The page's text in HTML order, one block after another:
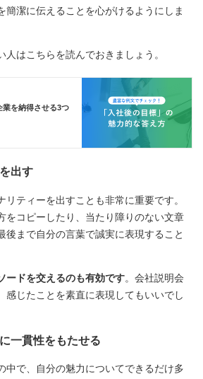
簡潔に伝えることを心がけるようにしま
人はこちらを読んでおきましょう。
業を納得させる3つ
出す
ティーを出すことも非常に重要です。
をコピーしたり、当たり障りのない文章
後まで自分の言葉で誠実に表現すること
ードを交えるのも有効です。会社説明会
感じたことを素直に表現してもいいでし
一貫性をもたせる
中で、自分の魅力についてできるだけ多